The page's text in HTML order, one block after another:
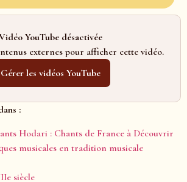
YouTube désactivée
externes pour afficher cette vidéo.
Gérer les vidéos YouTube
:
Hodari : Chants de France à Découvrir
musicales en tradition musicale
siècle